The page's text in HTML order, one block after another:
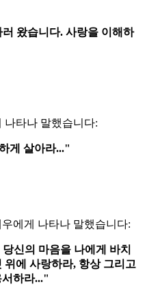
왔습니다. 사랑을 이해하
나타나 말했습니다:
게 살아라..."
에게 나타나 말했습니다:
신의 마음을 나에게 바치
에 사랑하라, 항상 그리고
하라..."